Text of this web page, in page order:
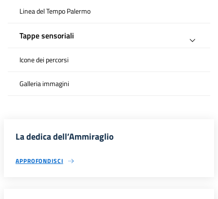
Linea del Tempo Palermo
Tappe sensoriali
Icone dei percorsi
Galleria immagini
La dedica dell’Ammiraglio
APPROFONDISCI